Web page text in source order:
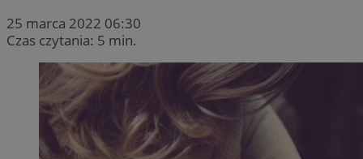
25 marca 2022 06:30
Czas czytania: 5 min.